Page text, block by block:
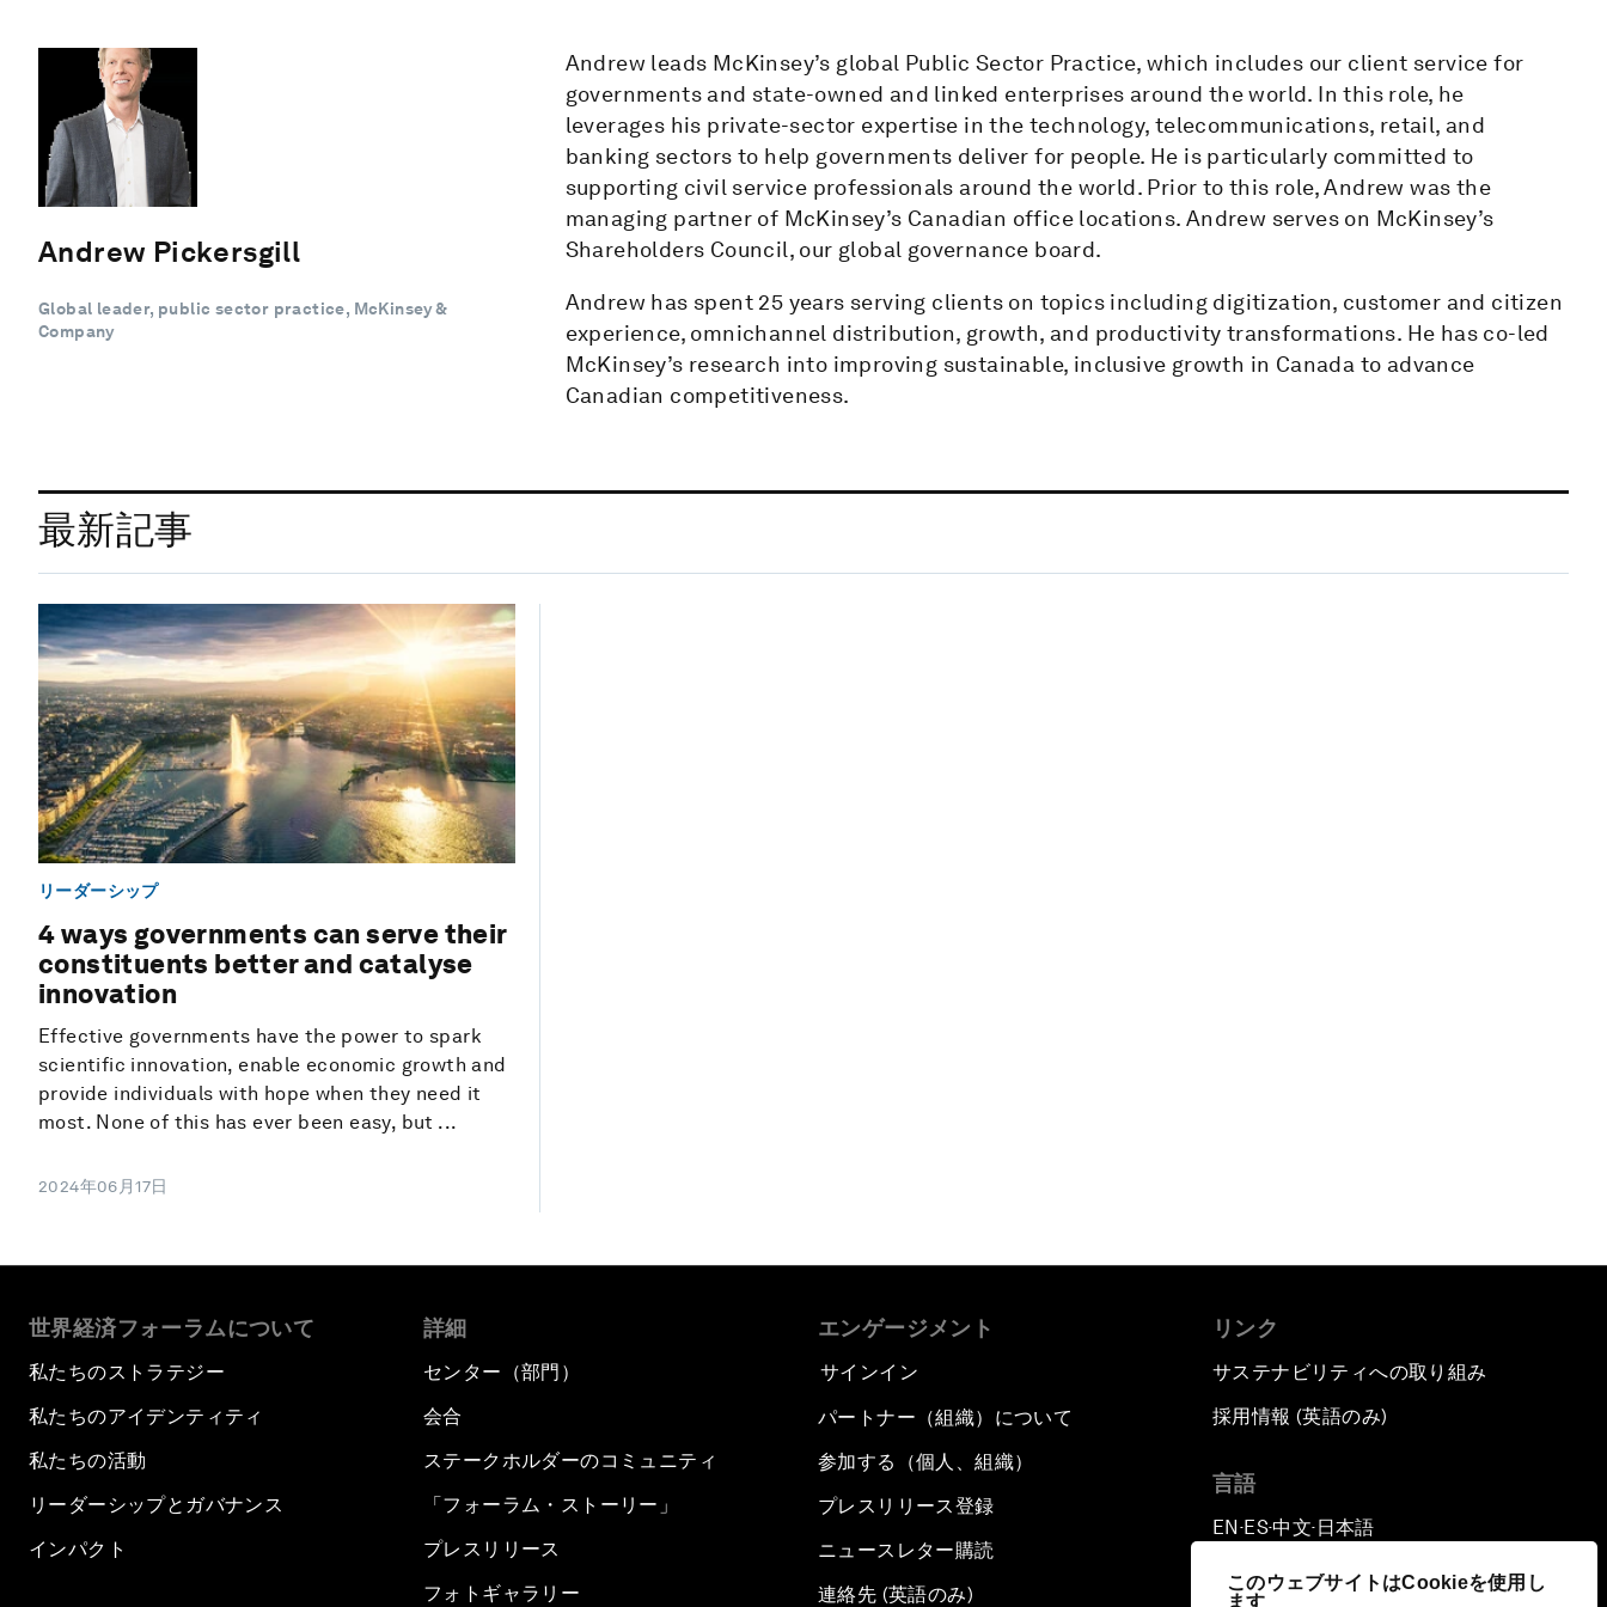
このウェブサイトはCookieを使用し
ます
Andrew Pickersgill
Global leader, public sector practice, McKinsey &
Company
Andrew leads McKinsey’s global Public Sector Practice, which includes our client service for
governments and state-owned and linked enterprises around the world. In this role, he
leverages his private-sector expertise in the technology, telecommunications, retail, and
banking sectors to help governments deliver for people. He is particularly committed to
supporting civil service professionals around the world. Prior to this role, Andrew was the
managing partner of McKinsey’s Canadian office locations. Andrew serves on McKinsey’s
Shareholders Council, our global governance board.
Andrew has spent 25 years serving clients on topics including digitization, customer and citizen
experience, omnichannel distribution, growth, and productivity transformations. He has co-led
McKinsey’s research into improving sustainable, inclusive growth in Canada to advance
Canadian competitiveness.
最新記事
リーダーシップ
4 ways governments can serve their
constituents better and catalyse
innovation
Effective governments have the power to spark
scientific innovation, enable economic growth and
provide individuals with hope when they need it
most. None of this has ever been easy, but ...
2024年06月17日
世界経済フォーラムについて
私たちのストラテジー
私たちのアイデンティティ
私たちの活動
リーダーシップとガバナンス
インパクト
詳細
センター（部門）
会合
ステークホルダーのコミュニティ
「フォーラム・ストーリー」
プレスリリース
フォトギャラリー
エンゲージメント
サインイン
パートナー（組織）について
参加する（個人、組織）
プレスリリース登録
ニュースレター購読
連絡先 (英語のみ)
リンク
サステナビリティへの取り組み
採用情報 (英語のみ)
言語
EN ▪ ES▪中文▪ 日本語